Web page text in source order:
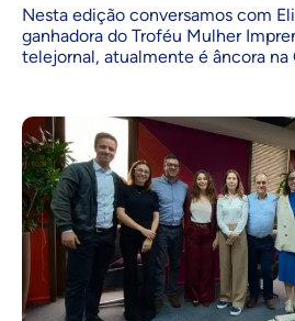
Nesta edição conversamos com
ganhadora do Troféu Mulher
telejornal, atualmente é âncora na